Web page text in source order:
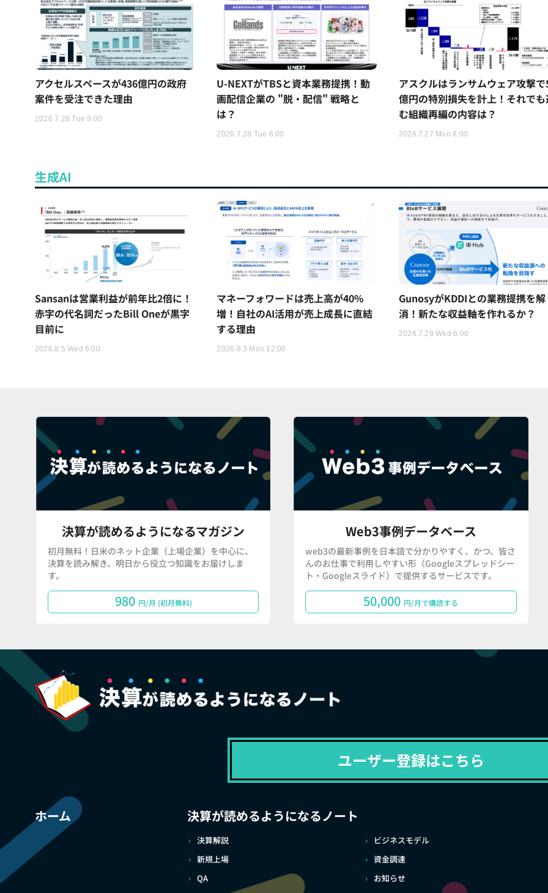
アクセルスペースが436億円の政府
案件を受注できた理由
2026.7.28 Tue 9:00
U-NEXTがTBSと資本業務提携！動
画配信企業の "脱・配信" 戦略と
は？
2026.7.28 Tue 6:00
アスクルはランサムウェア攻撃
億円の特別損失を計上！それでも
む組織再編の内容は？
2026.7.27 Mon 6:00
生成AI
Sansanは営業利益が前年比2倍に！
赤字の代名詞だったBill Oneが黒字
目前に
2026.8.5 Wed 6:00
マネーフォワードは売上高が40%
増！自社のAI活用が売上成長に直結
する理由
2026.8.3 Mon 12:00
GunosyがKDDIとの業務提携を解
消！新たな収益軸を作れるか？
2026.7.29 Wed 6:00
決算が読めるようになるマガジン
初月無料！日米のネット企業（上場企業）を中心に、
決算を読み解き、明日から役立つ知識をお届けしま
す。
980 円/月 (初月無料)
Web3事例データベース
web3の最新事例を日本語で分かりやすく、かつ、皆さ
んのお仕事で利用しやすい形（Googleスプレッドシー
ト・Googleスライド）で提供するサービスです。
50,000 円/月で購読する
ユーザー登録はこちら
ホーム 決算が読めるようになるノート
決算解説
ビジネスモデル
新規上場
資金調達
QA
お知らせ